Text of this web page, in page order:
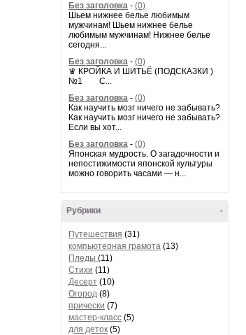
Без заголовка - (0)
Шьем нижнее белье любимым
мужчинам! Шьем нижнее белье
любимым мужчинам! Нижнее белье
сегодня...
Без заголовка - (0)
♛ КРОЙКА И ШИТЬЁ (ПОДСКАЗКИ )
№1 С...
Без заголовка - (0)
Как научить мозг ничего не забывать?
Как научить мозг ничего не забывать?
Если вы хот...
Без заголовка - (0)
Японская мудрость. О загадочности и
непостижимости японской культуры
можно говорить часами — н...
-
Рубрики
Путешествия (31)
компьютерная грамота (13)
Пледы (11)
Стихи (11)
Десерт (10)
Огород (8)
прически (7)
мастер-класс (5)
для деток (5)